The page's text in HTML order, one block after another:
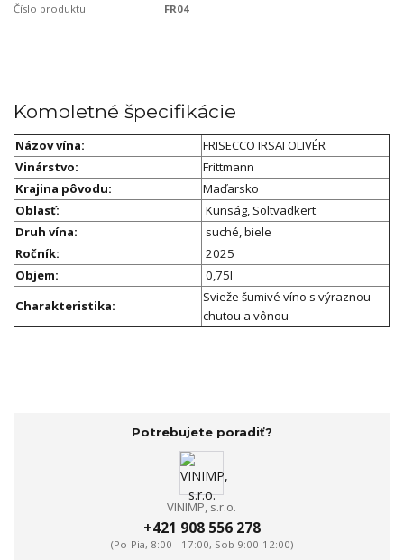
Číslo produktu: FR04
Kompletné špecifikácie
Názov vína:
FRISECCO IRSAI OLIVÉR
Vinárstvo:
Frittmann
Krajina pôvodu:
Maďarsko
Oblasť:
Kunság, Soltvadkert
Druh vína:
suché, biele
Ročník:
2025
Objem:
0,75l
Charakteristika:
Svieže šumivé víno s výraznou
chutou a vônou
Potrebujete poradiť?
VINIMP, s.r.o.
+421 908 556 278
(Po-Pia, 8:00 - 17:00, Sob 9:00-12:00)